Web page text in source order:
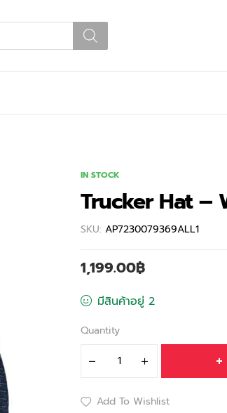
IN STOCK
Trucker Hat –
SKU: AP7230079369ALL1
1,199.00฿
มีสินค้าอยู่ 2
Quantity
Add To Wishlist